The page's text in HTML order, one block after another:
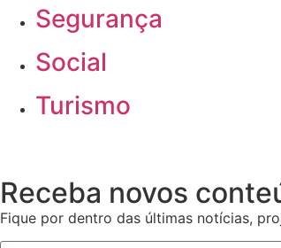
Segurança
Social
Turismo
Receba novos
Fique por dentro das últimas notícias,